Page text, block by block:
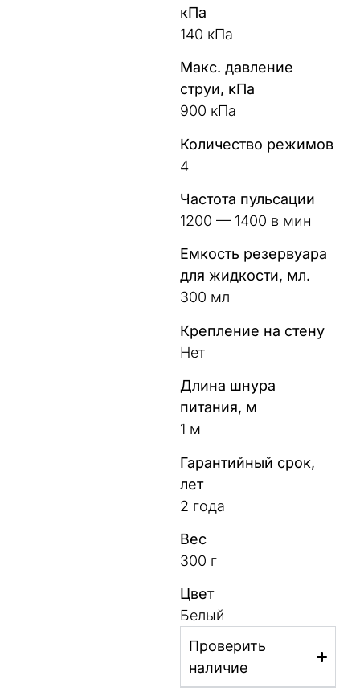
кПа
140 кПа
Макс. давление
струи, кПа
900 кПа
Количество режимов
4
Частота пульсации
1200 — 1400 в мин
Емкость резервуара
для жидкости, мл.
300 мл
Крепление на стену
Нет
Длина шнура
питания, м
1 м
Гарантийный срок,
лет
2 года
Вес
300 г
Цвет
Белый
Проверить
наличие